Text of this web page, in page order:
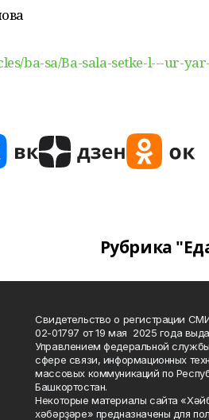
ba-sa/Ba-sala-setke-l---ur-
Рубрика
Свидетельство о регистрации
02-01797 от 19 мая 2025 года
Управлением федеральной
сфере связи, информационных
массовых коммуникаций по
Башкортостан.
Некоторые материалы сайта
хәбәрҙәре» предназначены для